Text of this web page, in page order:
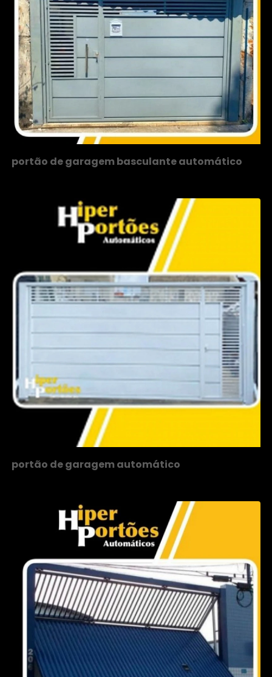
portão de garagem basculante automático
portão de garagem automático